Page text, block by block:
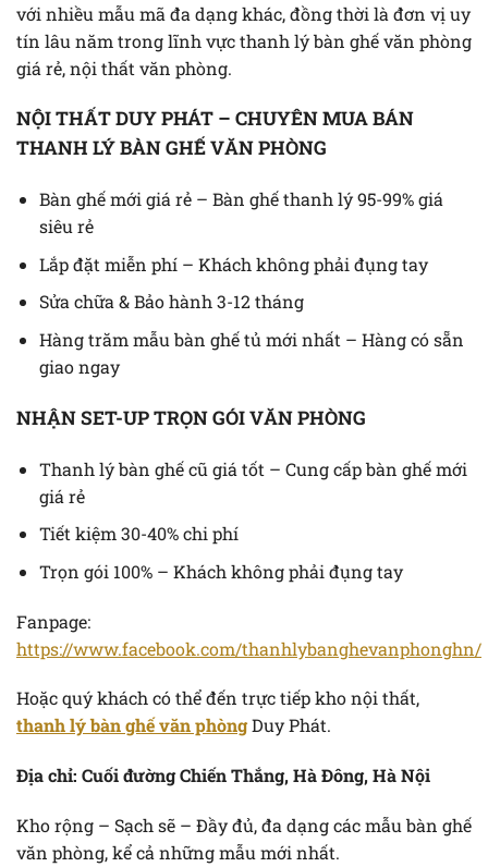
với nhiều mẫu mã đa dạng khác, đồng thời là đơn vị uy
tín lâu năm trong lĩnh vực thanh lý bàn ghế văn phòng
giá rẻ, nội thất văn phòng.
NỘI THẤT DUY PHÁT – CHUYÊN MUA BÁN
THANH LÝ BÀN GHẾ VĂN PHÒNG
Bàn ghế mới giá rẻ – Bàn ghế thanh lý 95-99% giá
siêu rẻ
Lắp đặt miễn phí – Khách không phải đụng tay
Sửa chữa & Bảo hành 3-12 tháng
Hàng trăm mẫu bàn ghế tủ mới nhất – Hàng có sẵn
giao ngay
NHẬN SET-UP TRỌN GÓI VĂN PHÒNG
Thanh lý bàn ghế cũ giá tốt – Cung cấp bàn ghế mới
giá rẻ
Tiết kiệm 30-40% chi phí
Trọn gói 100% – Khách không phải đụng tay
Fanpage:
https://www.facebook.com/thanhlybanghevanphonghn/
Hoặc quý khách có thể đến trực tiếp kho nội thất,
thanh lý bàn ghế văn phòngDuy Phát.
Địa chỉ: Cuối đường Chiến Thắng, Hà Đông, Hà Nội
Kho rộng – Sạch sẽ – Đầy đủ, đa dạng các mẫu bàn ghế
văn phòng, kể cả những mẫu mới nhất.